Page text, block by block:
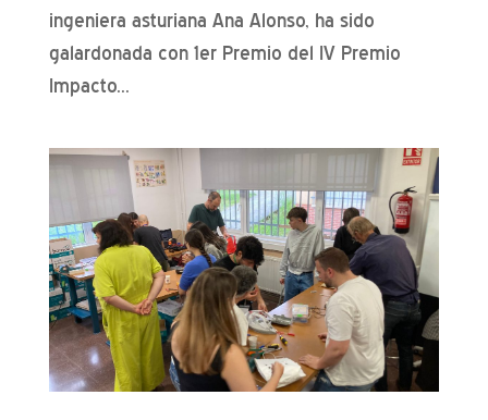
ingeniera asturiana Ana Alonso, ha sido
galardonada con 1er Premio del IV Premio
Impacto...